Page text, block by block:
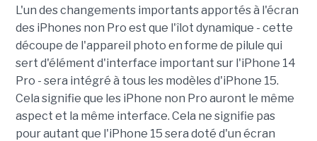
L'un des changements importants apportés à l'écran
des iPhones non Pro est que l'îlot dynamique - cette
découpe de l'appareil photo en forme de pilule qui
sert d'élément d'interface important sur l'iPhone 14
Pro - sera intégré à tous les modèles d'iPhone 15.
Cela signifie que les iPhone non Pro auront le même
aspect et la même interface. Cela ne signifie pas
pour autant que l'iPhone 15 sera doté d'un écran